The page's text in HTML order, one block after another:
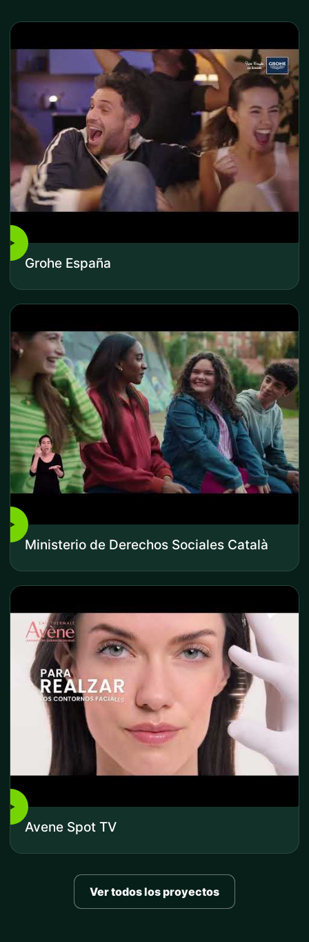
▶
Grohe España
▶
Ministerio de Derechos Sociales Català
▶
Avene Spot TV
Ver todos los proyectos